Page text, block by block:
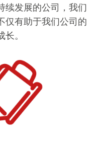
续发展的公司，我们
仅有助于我们公司的
。